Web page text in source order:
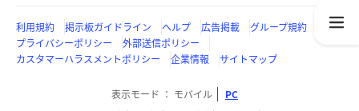
利用規約 掲示板ガイドライン ヘルプ 広告掲載
グループ規約
プライバシーポリシー
外部送信ポリシー
カスタマーハラスメントポリシー
企業情報 サイトマップ
表示モード モバイル PC